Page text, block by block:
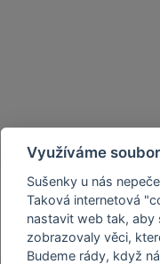
do
Využíváme
Sušenky u nás
Taková internetová
nastavit web tak, aby
zobrazovaly věci,
Budeme rády, když